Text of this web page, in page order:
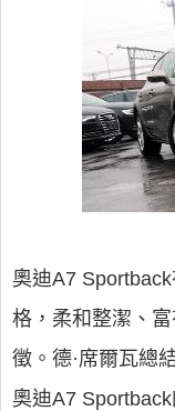
奧迪A7
格，柔和整潔、
徵。德·席爾瓦總
奧迪A7